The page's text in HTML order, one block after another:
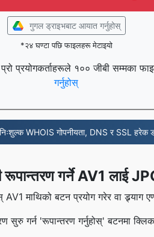
गुगल ड्राइभबाट आयात गर्नुहोस्
*२४ घण्टा पछि फाइलहरू मेटाइयो
प्रयोगकर्ताहरूले १०० जीबी सम्मका
गर्नुहोस्
WHOIS गोपनीयता, DNS र SSL हरेक
रूपान्तरण गर्ने AV1 लाई
माथिको बटन प्रयोग गरेर वा ड्र्याग
सुरु गर्न 'रूपान्तरण गर्नुहोस्' बटनमा क्लिक